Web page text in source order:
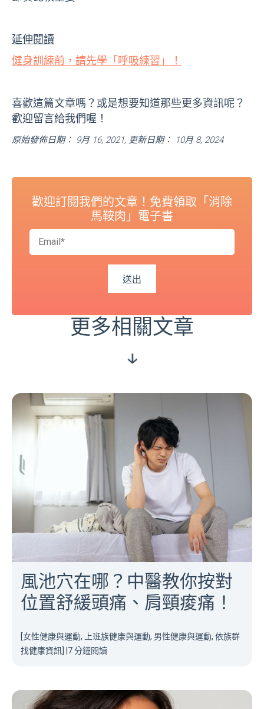
延伸閱讀
健身訓練前，請先學「呼吸練習」！
喜歡這篇文章嗎？或是想要知道那些更多資訊呢？
歡迎留言給我們喔！
原始發佈日期： 9月 16, 2021, 更新日期： 10月 8, 2024
歡迎訂閱我們的文章！免費領取「消除
馬鞍肉」電子書
更多相關文章
風池穴在哪？中醫教你按對
位置舒緩頭痛、肩頸痠痛！
[女性健康與運動, 上班族健康與運動, 男性健康與運動, 依族群
找健康資訊] |7 分鐘閱讀